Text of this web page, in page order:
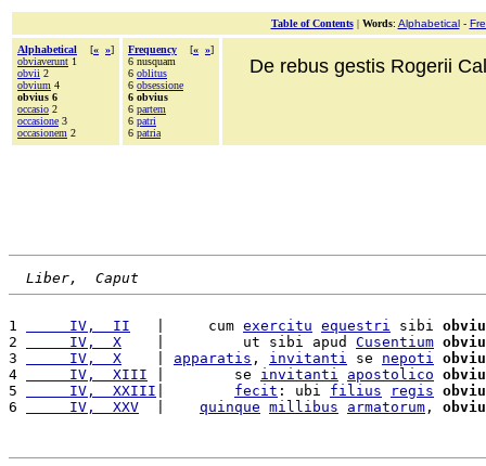
Table of Contents| Words: Alphabetical-
Alphabetical [« »]
obviaverunt 1
obvii 2
obvium 4
obvius 6
occasio 2
occasione 3
occasionem 2
Frequency [« »]
6 nusquam
6 oblitus
6 obsessione
6 obvius
6 partem
6 patri
6 patria
De rebus gestis Rogerii
Liber,  Caput
1
     IV,  II
   |     cum
exercitu equestri sibi
2
     IV,  X
    |         ut sibi apud
Cusentium
3
     IV,  X
apparatis , invitanti se nepoti
4
     IV,  XIII
|        se invitanti apostolico
5
     IV,  XXIII
fecit : ubi filius regis
6
     IV,  XXV
quinque millibus armatorum ,